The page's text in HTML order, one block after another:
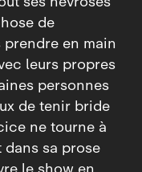
de
en main
leurs propres
personnes
de tenir bride
ne tourne à
dans sa prose